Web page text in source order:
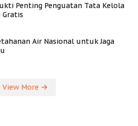
Penting Penguatan Tata Kelola
Gratis
Air Nasional untuk Jaga
View More